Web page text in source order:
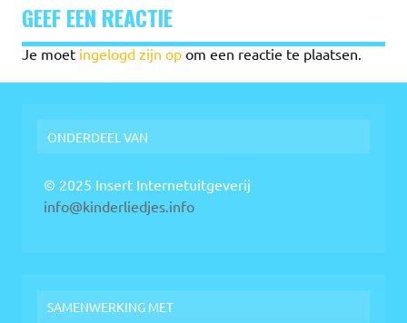
GEEF EEN REACTIE
Je moet ingelogd zijn op om een reactie te plaatsen.
ONDERDEEL VAN
© 2025 Insert Internetuitgeverij
info@kinderliedjes.info
SAMENWERKING MET